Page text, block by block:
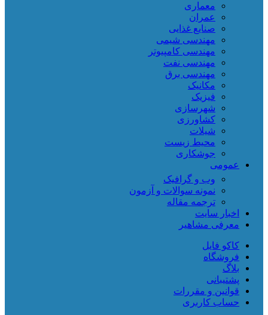
معماری
عمران
صنایع غذایی
مهندسی شیمی
مهندسی کامپیوتر
مهندسی نفت
مهندسی برق
مکانیک
فیزیک
شهرسازی
کشاورزی
شیلات
محیط زیست
جوشکاری
عمومی
وب و گرافیک
نمونه سوالات و آزمون
ترجمه مقاله
اخبار سایت
معرفی مشاهیر
کاکو فایل
فروشگاه
بلاگ
پشتیبانی
قوانین و مقررات
حساب کاربری